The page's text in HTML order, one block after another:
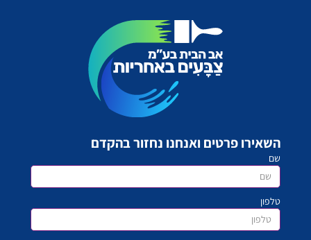
השאירו פרטים ואנחנו נחזור בהקדם
שם
טלפון